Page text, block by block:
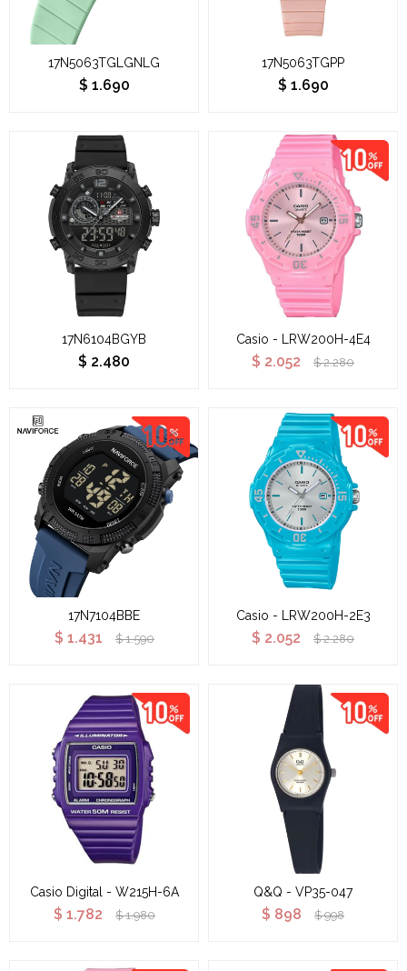
17N5063TGLGNLG
$ 1.690
17N5063TGPP
$ 1.690
17N6104BGYB
$ 2.480
Casio - LRW200H-4E4
$ 2.052 $ 2.280
17N7104BBE
$ 1.431 $ 1.590
Casio - LRW200H-2E3
$ 2.052 $ 2.280
Casio Digital - W215H-6A
$ 1.782 $ 1.980
Q&Q - VP35-047
$ 898 $ 998